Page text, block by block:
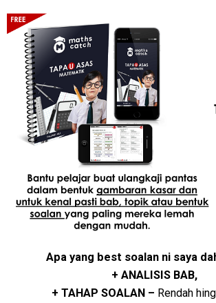
Apa yang best soalan ni saya
+ ANALISIS BAB,
+ TAHAP SOALAN – Rendah